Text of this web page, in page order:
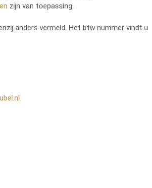
zijn van toepassing.
anders vermeld. Het btw nummer vindt u